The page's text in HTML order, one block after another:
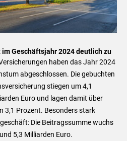
im Geschäftsjahr 2024 deutlich zu
haben das Jahr 2024
abgeschlossen. Die gebuchten
stiegen um 4,1
Euro und lagen damit über
3,1 Prozent. Besonders stark
Die Beitragssumme wuchs
5,3 Milliarden Euro.